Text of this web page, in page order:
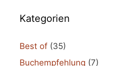
Kategorien
Best of (35)
Buchempfehlung (7)